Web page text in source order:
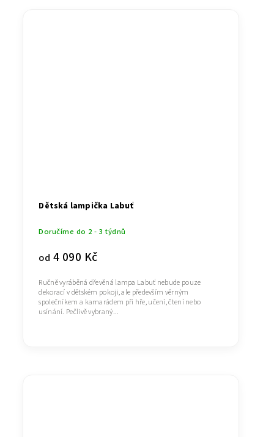
Dětská lampička Labuť
Doručíme do 2 - 3 týdnů
od 4 090 Kč
Ručně vyráběná dřevěná lampa Labuť nebude pouze
dekorací v dětském pokoji, ale především věrným
společníkem a kamarádem při hře, učení, čtení nebo
usínání. Pečlivě vybraný...